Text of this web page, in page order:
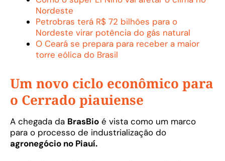
Nordeste
Petrobras terá R$ 72 bilhões para o
Nordeste virar potência do gás natural
O Ceará se prepara para receber a maior
torre eólica do Brasil
Um novo ciclo econômico para
o Cerrado piauiense
A chegada da BrasBio é vista como um marco
para o processo de industrialização do
agronegócio no Piauí.